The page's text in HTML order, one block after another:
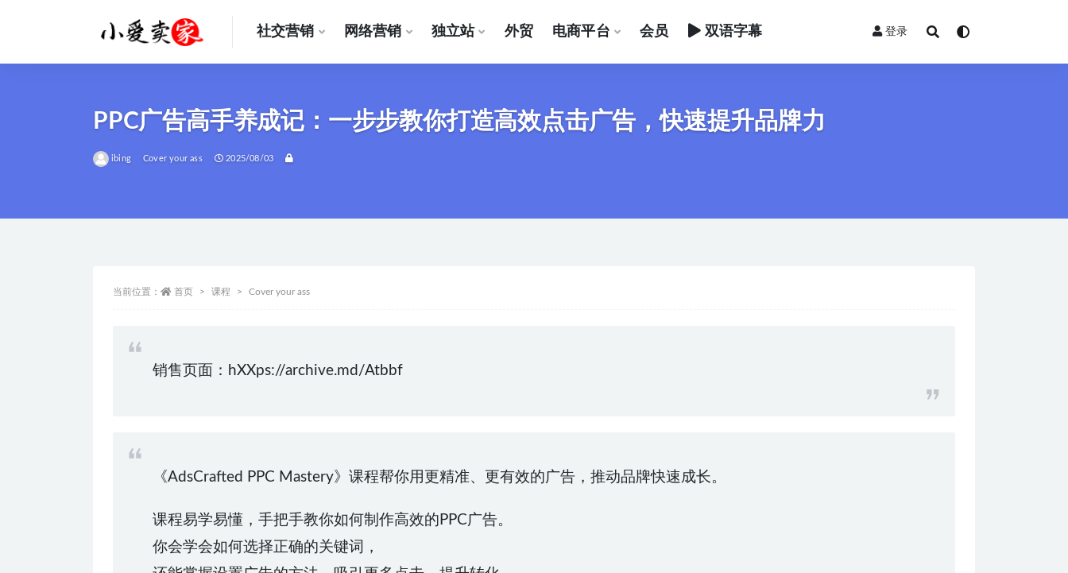
社交营销 网络营销 独立站 外贸 电商平台 会员 双语字幕 登录
PPC广告高手养成记：一步步教你打造高效点击广告，快速提升品牌力
ibing Cover your ass 2025/08/03
当前位置： 首页 课程 Cover your ass
销售页面：hXXps://archive.md/Atbbf
《AdsCrafted PPC Mastery》课程帮你用更精准、更有效的广告，推动品牌快速成长。
课程易学易懂，手把手教你如何制作高效的PPC广告。
你会学会如何选择正确的关键词，